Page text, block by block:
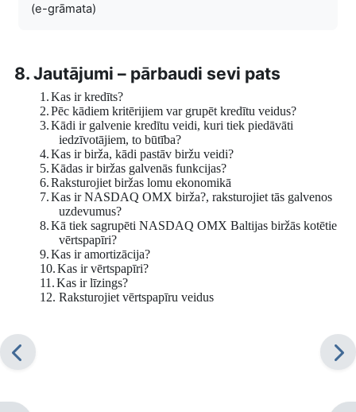
(e-grāmata)
8. Jautājumi – pārbaudi sevi pats
1.Kas ir kredīts?
2.Pēc kādiem kritērijiem var grupēt kredītu veidus?
3.Kādi ir galvenie kredītu veidi, kuri tiek piedāvāti
iedzīvotājiem, to būtība?
4.Kas ir birža, kādi pastāv biržu veidi?
5.Kādas ir biržas galvenās funkcijas?
6.Raksturojiet biržas lomu ekonomikā
7.Kas ir NASDAQ OMX birža?, raksturojiet tās galvenos
uzdevumus?
8.Kā tiek sagrupēti NASDAQ OMX Baltijas biržās kotētie
vērtspapīri?
9.Kas ir amortizācija?
10.Kas ir vērtspapīri?
11.Kas ir līzings?
12. Raksturojiet vērtspapīru veidus